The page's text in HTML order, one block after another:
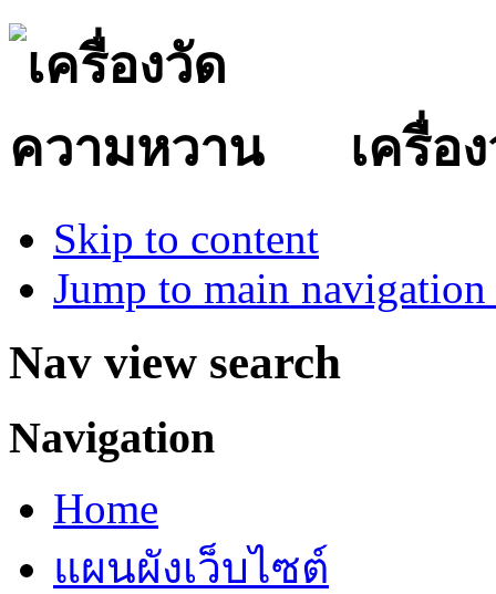
เครื่อ
Skip to content
Jump to main
Nav view search
Navigation
Home
แผนผังเว็บไซต์